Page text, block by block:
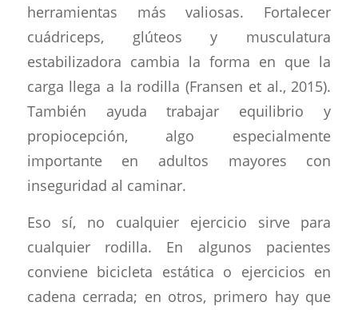
herramientas más valiosas. Fortalecer
cuádriceps, glúteos y musculatura
estabilizadora cambia la forma en que la
carga llega a la rodilla (Fransen et al., 2015).
También ayuda trabajar equilibrio y
propiocepción, algo especialmente
importante en adultos mayores con
inseguridad al caminar.
Eso sí, no cualquier ejercicio sirve para
cualquier rodilla. En algunos pacientes
conviene bicicleta estática o ejercicios en
cadena cerrada; en otros, primero hay que